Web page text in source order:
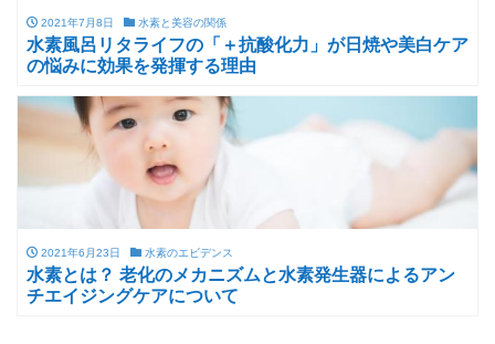
2021年7月8日 水素と美容の関係
水素風呂リタライフの「＋抗酸化力」が日焼や美白ケア
の悩みに効果を発揮する理由
2021年6月23日 水素のエビデンス
水素とは？ 老化のメカニズムと水素発生器によるアン
チエイジングケアについて